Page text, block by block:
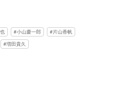
小山慶一郎
片山香帆
増田貴久